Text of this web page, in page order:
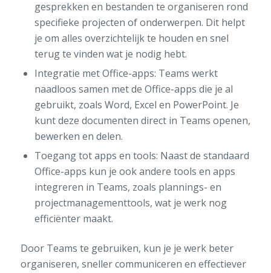
gesprekken en bestanden te organiseren rond
specifieke projecten of onderwerpen. Dit helpt
je om alles overzichtelijk te houden en snel
terug te vinden wat je nodig hebt.
Integratie met Office-apps: Teams werkt
naadloos samen met de Office-apps die je al
gebruikt, zoals Word, Excel en PowerPoint. Je
kunt deze documenten direct in Teams openen,
bewerken en delen.
Toegang tot apps en tools: Naast de standaard
Office-apps kun je ook andere tools en apps
integreren in Teams, zoals plannings- en
projectmanagementtools, wat je werk nog
efficiënter maakt.
Door Teams te gebruiken, kun je je werk beter
organiseren, sneller communiceren en effectiever